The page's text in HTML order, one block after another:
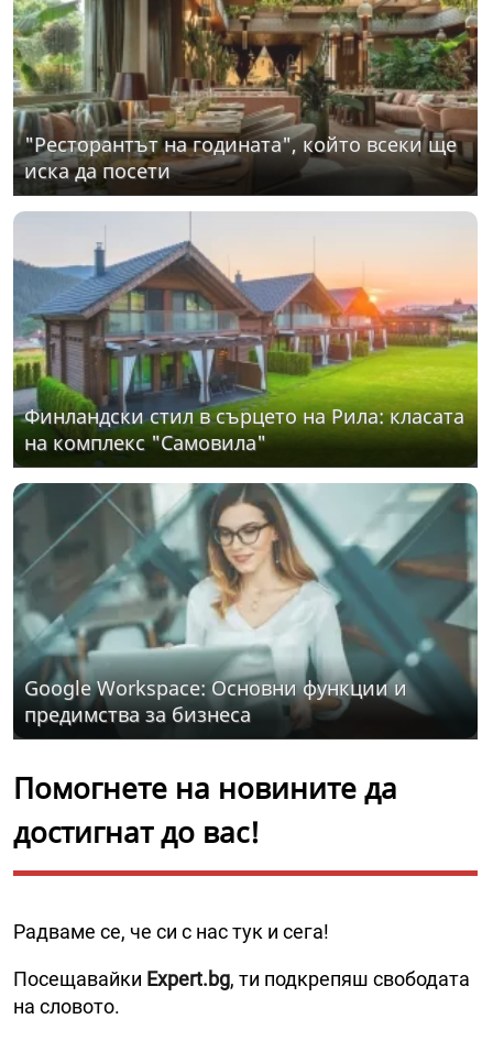
"Ресторантът на годината", който всеки ще
иска да посети
Финландски стил в сърцето на Рила: класата
на комплекс "Самовила"
Google Workspace: Основни функции и
предимства за бизнеса
Помогнете на новините да
достигнат до вас!
Радваме се, че си с нас тук и сега!
Посещавайки Expert.bg, ти подкрепяш свободата
на словото.